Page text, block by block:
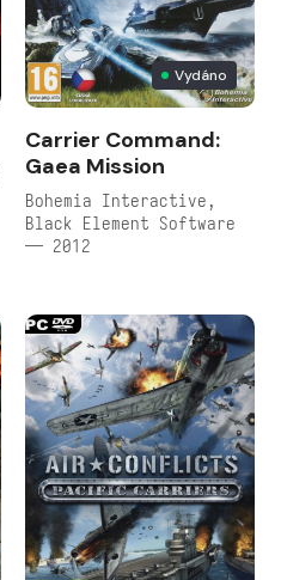
Vydáno
Carrier Command:
Gaea Mission
Bohemia Interactive,
Black Element Software
— 2012